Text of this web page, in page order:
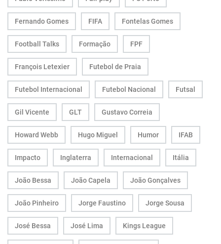
Fernando Gomes FIFA Fontelas Gomes
Football Talks Formação FPF
François Letexier Futebol de Praia
Futebol Internacional Futebol Nacional Futsal
Gil Vicente GLT Gustavo Correia
Howard Webb Hugo Miguel Humor IFAB
Impacto Inglaterra Internacional Itália
João Bessa João Capela João Gonçalves
João Pinheiro Jorge Faustino Jorge Sousa
José Bessa José Lima Kings League